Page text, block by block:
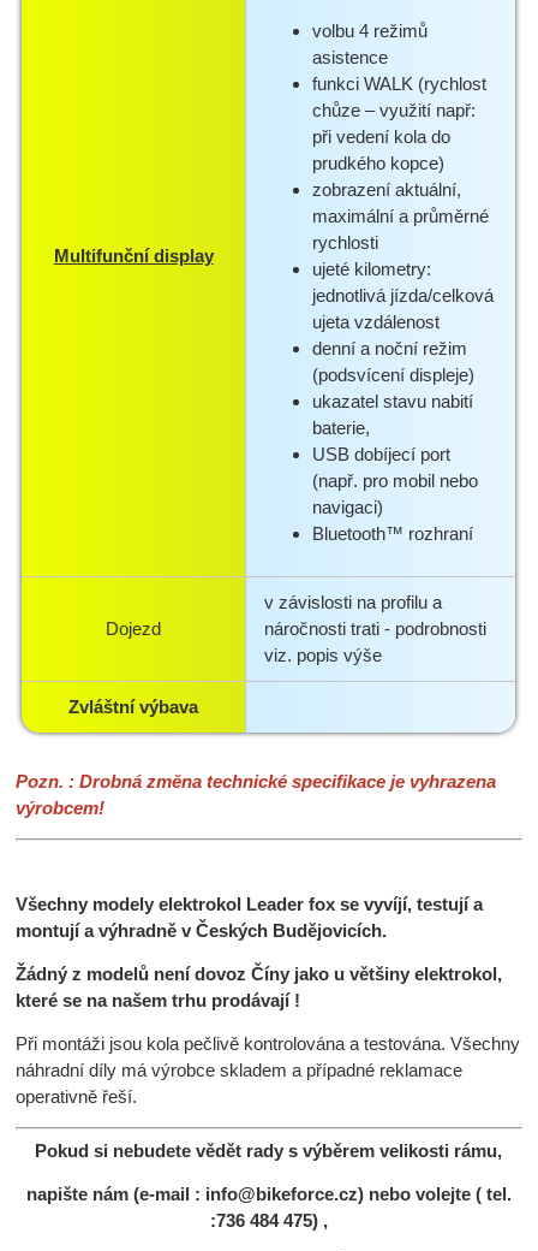
Multifunční display
volbu 4 režimů
asistence
funkci WALK (rychlost
chůze – využití např:
při vedení kola do
prudkého kopce)
zobrazení aktuální,
maximální a průměrné
rychlosti
ujeté kilometry:
jednotlivá jízda/celková
ujeta vzdálenost
denní a noční režim
(podsvícení displeje)
ukazatel stavu nabití
baterie,
USB dobíjecí port
(např. pro mobil nebo
navigaci)
Bluetooth™ rozhraní
Dojezd
v závislosti na profilu a
náročnosti trati - podrobnosti
viz. popis výše
Zvláštní výbava
Pozn. : Drobná změna technické specifikace je vyhrazena
výrobcem!
Všechny modely elektrokol Leader fox se vyvíjí, testují a
montují a výhradně v Českých Budějovicích.
Žádný z modelů není dovoz Číny jako u většiny elektrokol,
které se na našem trhu prodávají !
Při montáži jsou kola pečlivě kontrolována a testována. Všechny
náhradní díly má výrobce skladem a případné reklamace
operativně řeší.
Pokud si nebudete vědět rady s výběrem velikosti rámu,
napište nám (e-mail : info@bikeforce.cz) nebo volejte ( tel.
:736 484 475) ,